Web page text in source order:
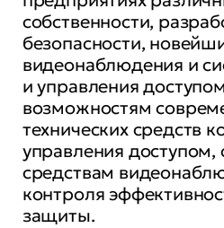
собственности,
безопасности,
видеонаблюдения и
и управления
возможностям
технических средств
управления
средствам
контроля
защиты.